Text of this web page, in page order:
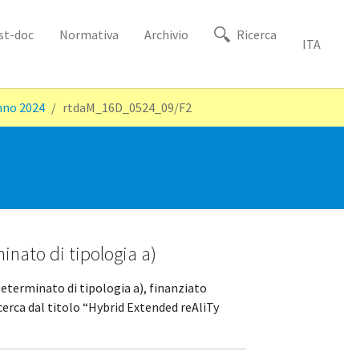
doc Normativa Archivio Ricerca
ITA
2024 rtdaM_16D_0524_09/F2
di tipologia a)
di tipologia a), finanziato
dal titolo “Hybrid Extended reAliTy